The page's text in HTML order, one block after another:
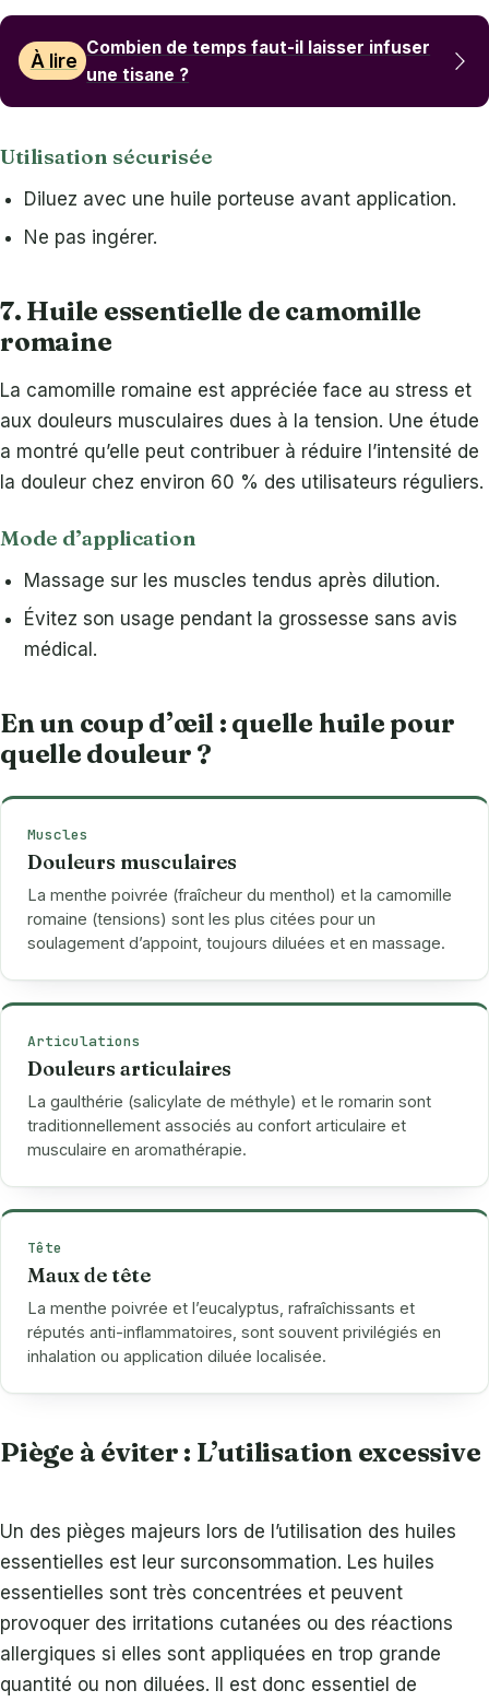
À lire
Combien de temps faut-il laisser infuser
une tisane ?
Utilisation sécurisée
Diluez avec une huile porteuse avant application.
Ne pas ingérer.
7. Huile essentielle de camomille
romaine
La camomille romaine est appréciée face au stress et
aux douleurs musculaires dues à la tension. Une étude
a montré qu’elle peut contribuer à réduire l’intensité de
la douleur chez environ 60 % des utilisateurs réguliers.
Mode d’application
Massage sur les muscles tendus après dilution.
Évitez son usage pendant la grossesse sans avis
médical.
En un coup d’œil : quelle huile pour
quelle douleur ?
Muscles
Douleurs musculaires
La menthe poivrée (fraîcheur du menthol) et la camomille
romaine (tensions) sont les plus citées pour un
soulagement d’appoint, toujours diluées et en massage.
Articulations
Douleurs articulaires
La gaulthérie (salicylate de méthyle) et le romarin sont
traditionnellement associés au confort articulaire et
musculaire en aromathérapie.
Tête
Maux de tête
La menthe poivrée et l’eucalyptus, rafraîchissants et
réputés anti-inflammatoires, sont souvent privilégiés en
inhalation ou application diluée localisée.
Piège à éviter : L’utilisation excessive
Un des pièges majeurs lors de l’utilisation des huiles
essentielles est leur surconsommation. Les huiles
essentielles sont très concentrées et peuvent
provoquer des irritations cutanées ou des réactions
allergiques si elles sont appliquées en trop grande
quantité ou non diluées. Il est donc essentiel de